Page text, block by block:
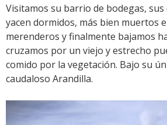
Visitamos su barrio de bodegas,
yacen dormidos, más bien muertos
merenderos y finalmente bajamos
cruzamos por un viejo y estrecho
comido por la vegetación. Bajo su
caudaloso Arandilla.